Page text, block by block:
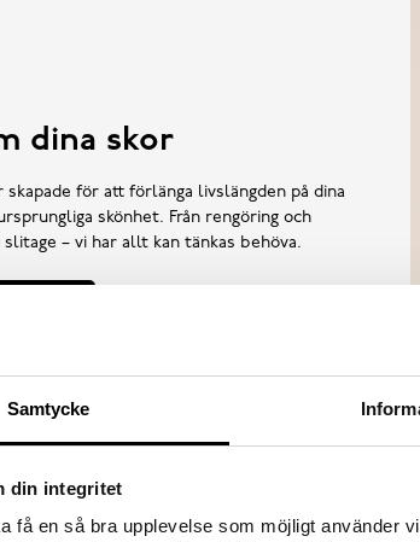
Samtycke
din integritet
få en så bra upplevelse som möjligt använder
dina skor
för att förlänga livslängden på dina
skönhet. Från rengöring och
– vi har allt kan tänkas behöva.